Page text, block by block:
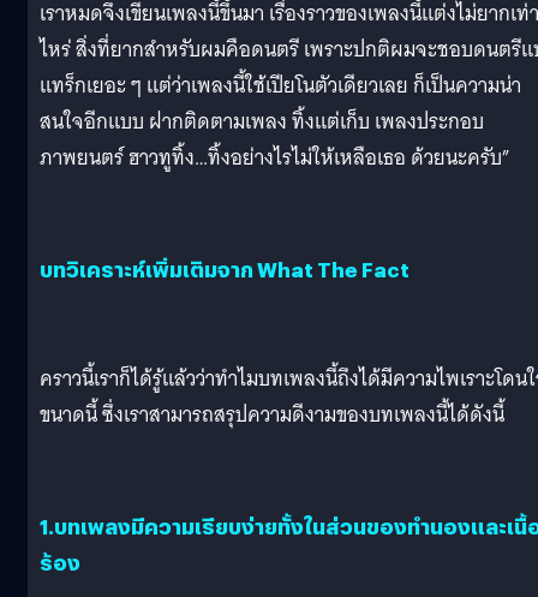
เราหมดจึงเขียนเพลงนี้ขึ้นมา เรื่องราวของเพลงนี้แต่งไม่ยากเท่า
ไหร่ สิ่งที่ยากสำหรับผมคือดนตรี เพราะปกติผมจะชอบดนตรี
แทร็กเยอะ ๆ แต่ว่าเพลงนี้ใช้เปียโนตัวเดียวเลย ก็เป็นความน่า
สนใจอีกแบบ ฝากติดตามเพลง ทิ้งแต่เก็บ เพลงประกอบ
ภาพยนตร์ ฮาวทูทิ้ง…ทิ้งอย่างไรไม่ให้เหลือเธอ ด้วยนะครับ”
บทวิเคราะห์เพิ่มเติมจาก What The Fact
คราวนี้เราก็ได้รู้แล้วว่าทำไมบทเพลงนี้ถึงได้มีความไพเราะโดน
ขนาดนี้ ซึ่งเราสามารถสรุปความดีงามของบทเพลงนี้ได้ดังนี้
1.บทเพลงมีความเรียบง่ายทั้งในส่วนของทำนองและเนื้
ร้อง